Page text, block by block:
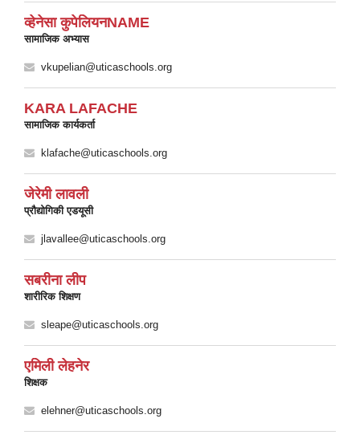
व्हेनेसा कुपेलियनNAME
सामाजिक अभ्यास
vkupelian@uticaschools.org
KARA LAFACHE
सामाजिक कार्यकर्ता
klafache@uticaschools.org
जेरेमी लावली
प्रौद्योगिकी एडयूसी
jlavallee@uticaschools.org
सबरीना लीप
शारीरिक शिक्षण
sleape@uticaschools.org
एमिली लेहनेर
शिक्षक
elehner@uticaschools.org